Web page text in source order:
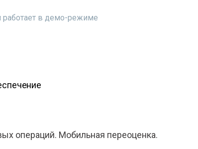
работает в демо-режиме
операций. Мобильная переоценка.